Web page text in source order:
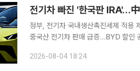
전기차 빠진 '한국판 IRA'…
정부, 전기차 국내생산촉진세제 적용
중국산 전기차 판매 급증…BYD 할인 공세도 지속 정부가 국내생산촉진세
내 시장을 빠르게 파고드는 상황에서
2026-08-04 18:24